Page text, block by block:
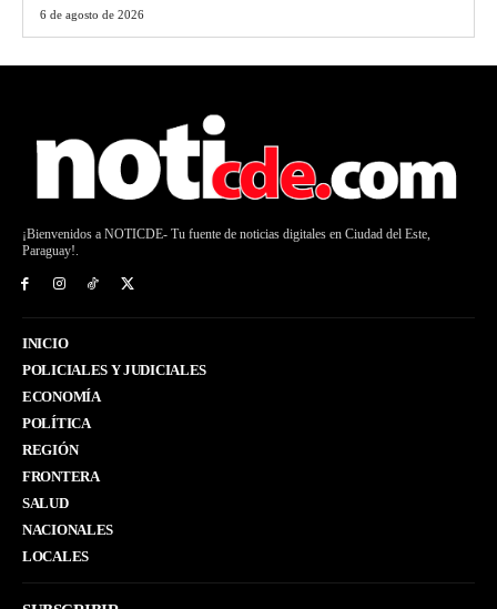
6 de agosto de 2026
¡Bienvenidos a NOTICDE- Tu fuente de noticias digitales en Ciudad del Este,
Paraguay!.
INICIO
POLICIALES Y JUDICIALES
ECONOMÍA
POLÍTICA
REGIÓN
FRONTERA
SALUD
NACIONALES
LOCALES